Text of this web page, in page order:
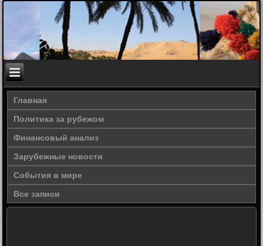
Главная
Политика за рубежом
Финансовый анализ
Зарубежные новости
События в мире
Все записи